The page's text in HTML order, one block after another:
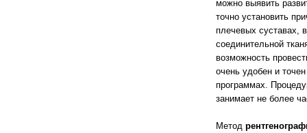
можно выявить
точно установить
плечевых суставах,
соединительной
возможность
очень удобен и
программах.
занимает не более
Метод